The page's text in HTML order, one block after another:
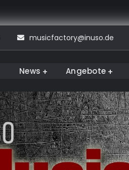
musicfactory@inuso.de
News Angebote